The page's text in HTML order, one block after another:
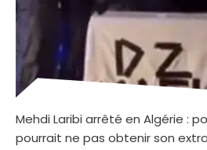
Mehdi Laribi arrêté en Algérie :
pourrait ne pas obtenir son